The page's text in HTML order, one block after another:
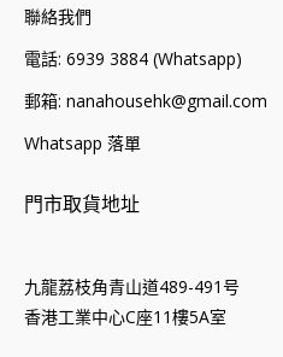
聯絡我們
電話: 6939 3884 (Whatsapp)
郵箱: nanahousehk@gmail.com
Whatsapp 落單
門市取貨地址
九龍荔枝角青山道489-491号
香港工業中心C座11樓5A室